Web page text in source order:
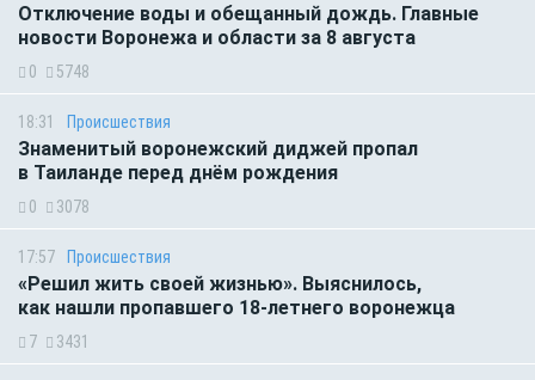
Отключение воды и обещанный дождь. Главные
новости Воронежа и области за 8 августа
0 5748
18:31 Происшествия
Знаменитый воронежский диджей пропал
в Таиланде перед днём рождения
0 3078
17:57 Происшествия
«Решил жить своей жизнью». Выяснилось,
как нашли пропавшего 18-летнего воронежца
7 3431